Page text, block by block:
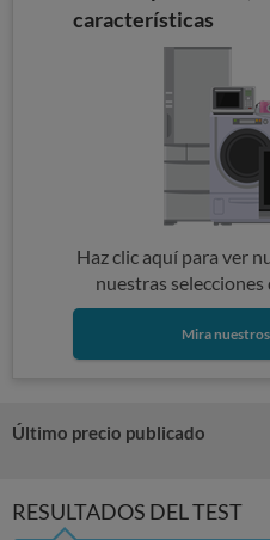
características
Haz clic aquí para ver
nuestras
Mira
Último precio publicado
RESULTADOS DEL TEST